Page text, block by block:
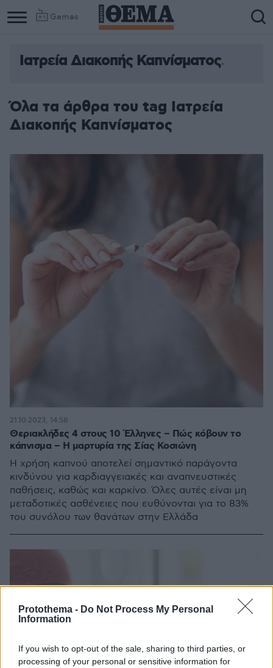
Protothema - Do Not Process My Personal
Information
If you wish to opt-out of the sale, sharing to third parties, or
processing of your personal or sensitive information for
Games
Ιατρεία Διακοπής Καπνίσματος
Όλα τα άρθρα του tag Ιατρεία
Διακοπής Καπνίσματος
Θεριακλήδες 4 στους 10 Έλληνες – Πώς κόβουν το
κάπνισμα – Η μαρτυρία της Σίας Κοσιώνη
H χρήση καπνού αποτελεί σημαντικό παράγοντα
κινδύνου για καρδιαγγειακές και αναπνευστικές
παθήσεις, καθώς και καρκίνο. Όλες αυτές είναι μη
μεταδοτικές ασθένειες που ευθύνονται για το 83%
του συνόλου των θανάτων στην Ελλάδα
21.10.2023, 14:58